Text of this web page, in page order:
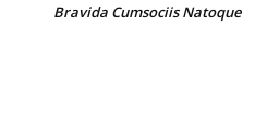
Bravida Cumsociis Natoque